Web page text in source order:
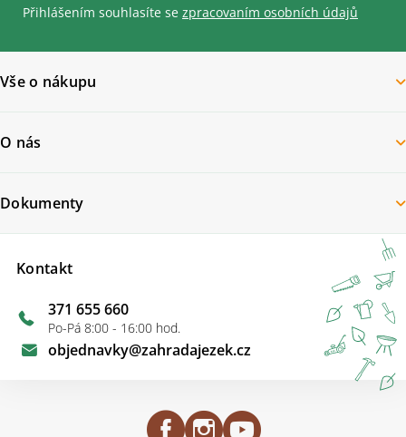
Přihlášením souhlasíte se zpracovaním osobních údajů
Vše o nákupu
O nás
Kontakt
objednavky@zahradajezek.cz
371 655 660
Po-Pá 8:00 - 16:00 hod.
Dokumenty